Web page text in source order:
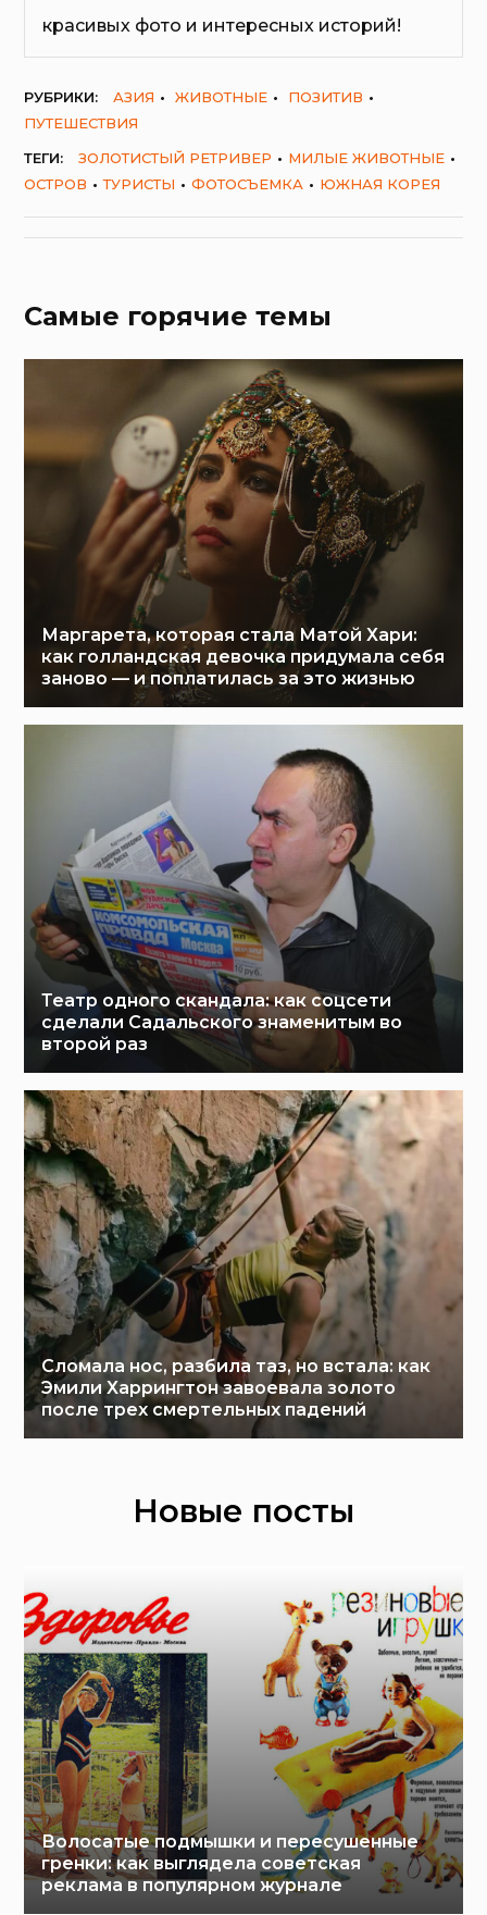
красивых фото и интересных историй!
РУБРИКИ: АЗИЯ ЖИВОТНЫЕ
ПОЗИТИВ
ПУТЕШЕСТВИЯ
ТЕГИ:
ЗОЛОТИСТЫЙ РЕТРИВЕР
МИЛЫЕ ЖИВОТНЫЕ
ОСТРОВ
ТУРИСТЫ ФОТОСЪЕМКА ЮЖНАЯ КОРЕЯ
Самые горячие темы
Маргарета, которая стала Матой Хари:
как голландская девочка придумала себя
заново — и поплатилась за это жизнью
Театр одного скандала: как соцсети
сделали Садальского знаменитым во
второй раз
Сломала нос, разбила таз, но встала: как
Эмили Харрингтон завоевала золото
после трех смертельных падений
Новые посты
Волосатые подмышки и пересушенные
гренки: как выглядела советская
реклама в популярном журнале